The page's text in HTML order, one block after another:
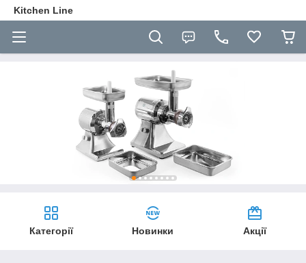
Kitchen Line
Категорії Новинки Акції